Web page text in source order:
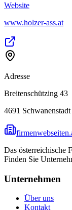
Website
www.holzer-ass.at
Adresse
Breitenschützing 43
4691 Schwanenstadt
Das österreichische
Finden Sie
Unternehmen
Über uns
Kontakt